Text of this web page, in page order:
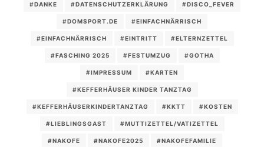
#DANKE #DATENSCHUTZERKLÄRUNG #DISCO_FEVER
#DOMSPORT.DE #EINFACHNÄRRISCH
#EINFACHNÄRRISCH #EINTRITT #ELTERNZETTEL
#FASCHING 2025 #FESTUMZUG #GOTHA
#IMPRESSUM #KARTEN
#KEFFERHÄUSER KINDER TANZTAG
#KEFFERHÄUSERKINDERTANZTAG #KKTT #KOSTEN
#LIEBLINGSGAST #MUTTIZETTEL/VATIZETTEL
#NAKOFE #NAKOFE2025 #NAKOFEFAMILIE